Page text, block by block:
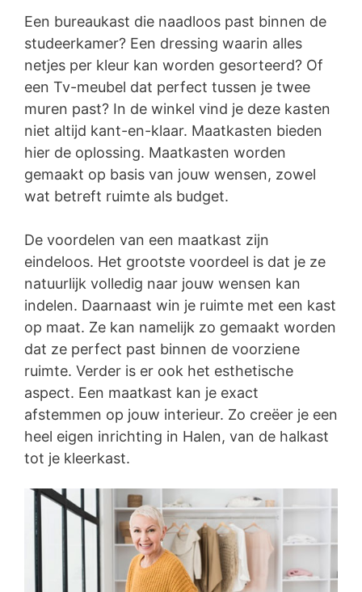
Een bureaukast die naadloos past binnen de
studeerkamer? Een dressing waarin alles
netjes per kleur kan worden gesorteerd? Of
een Tv-meubel dat perfect tussen je twee
muren past? In de winkel vind je deze kasten
niet altijd kant-en-klaar. Maatkasten bieden
hier de oplossing. Maatkasten worden
gemaakt op basis van jouw wensen, zowel
wat betreft ruimte als budget.
De voordelen van een maatkast zijn
eindeloos. Het grootste voordeel is dat je ze
natuurlijk volledig naar jouw wensen kan
indelen. Daarnaast win je ruimte met een kast
op maat. Ze kan namelijk zo gemaakt worden
dat ze perfect past binnen de voorziene
ruimte. Verder is er ook het esthetische
aspect. Een maatkast kan je exact
afstemmen op jouw interieur. Zo creëer je een
heel eigen inrichting in Halen, van de halkast
tot je kleerkast.